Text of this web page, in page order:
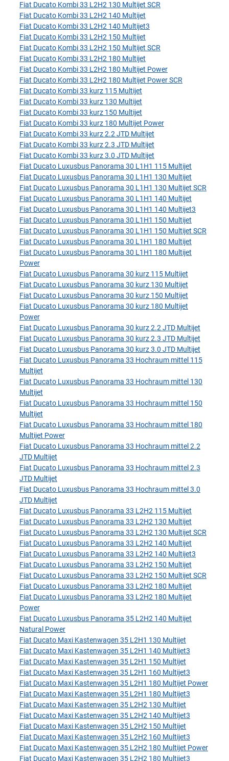
Fiat Ducato Kombi 33 L2H2 130 Multijet SCR
Fiat Ducato Kombi 33 L2H2 140 Multijet
Fiat Ducato Kombi 33 L2H2 140 Multijet3
Fiat Ducato Kombi 33 L2H2 150 Multijet
Fiat Ducato Kombi 33 L2H2 150 Multijet SCR
Fiat Ducato Kombi 33 L2H2 180 Multijet
Fiat Ducato Kombi 33 L2H2 180 Multijet Power
Fiat Ducato Kombi 33 L2H2 180 Multijet Power SCR
Fiat Ducato Kombi 33 kurz 115 Multijet
Fiat Ducato Kombi 33 kurz 130 Multijet
Fiat Ducato Kombi 33 kurz 150 Multijet
Fiat Ducato Kombi 33 kurz 180 Multijet Power
Fiat Ducato Kombi 33 kurz 2.2 JTD Multijet
Fiat Ducato Kombi 33 kurz 2.3 JTD Multijet
Fiat Ducato Kombi 33 kurz 3.0 JTD Multijet
Fiat Ducato Luxusbus Panorama 30 L1H1 115 Multijet
Fiat Ducato Luxusbus Panorama 30 L1H1 130 Multijet
Fiat Ducato Luxusbus Panorama 30 L1H1 130 Multijet SCR
Fiat Ducato Luxusbus Panorama 30 L1H1 140 Multijet
Fiat Ducato Luxusbus Panorama 30 L1H1 140 Multijet3
Fiat Ducato Luxusbus Panorama 30 L1H1 150 Multijet
Fiat Ducato Luxusbus Panorama 30 L1H1 150 Multijet SCR
Fiat Ducato Luxusbus Panorama 30 L1H1 180 Multijet
Fiat Ducato Luxusbus Panorama 30 L1H1 180 Multijet
Power
Fiat Ducato Luxusbus Panorama 30 kurz 115 Multijet
Fiat Ducato Luxusbus Panorama 30 kurz 130 Multijet
Fiat Ducato Luxusbus Panorama 30 kurz 150 Multijet
Fiat Ducato Luxusbus Panorama 30 kurz 180 Multijet
Power
Fiat Ducato Luxusbus Panorama 30 kurz 2.2 JTD Multijet
Fiat Ducato Luxusbus Panorama 30 kurz 2.3 JTD Multijet
Fiat Ducato Luxusbus Panorama 30 kurz 3.0 JTD Multijet
Fiat Ducato Luxusbus Panorama 33 Hochraum mittel 115
Multijet
Fiat Ducato Luxusbus Panorama 33 Hochraum mittel 130
Multijet
Fiat Ducato Luxusbus Panorama 33 Hochraum mittel 150
Multijet
Fiat Ducato Luxusbus Panorama 33 Hochraum mittel 180
Multijet Power
Fiat Ducato Luxusbus Panorama 33 Hochraum mittel 2.2
JTD Multijet
Fiat Ducato Luxusbus Panorama 33 Hochraum mittel 2.3
JTD Multijet
Fiat Ducato Luxusbus Panorama 33 Hochraum mittel 3.0
JTD Multijet
Fiat Ducato Luxusbus Panorama 33 L2H2 115 Multijet
Fiat Ducato Luxusbus Panorama 33 L2H2 130 Multijet
Fiat Ducato Luxusbus Panorama 33 L2H2 130 Multijet SCR
Fiat Ducato Luxusbus Panorama 33 L2H2 140 Multijet
Fiat Ducato Luxusbus Panorama 33 L2H2 140 Multijet3
Fiat Ducato Luxusbus Panorama 33 L2H2 150 Multijet
Fiat Ducato Luxusbus Panorama 33 L2H2 150 Multijet SCR
Fiat Ducato Luxusbus Panorama 33 L2H2 180 Multijet
Fiat Ducato Luxusbus Panorama 33 L2H2 180 Multijet
Power
Fiat Ducato Luxusbus Panorama 35 L2H2 140 Multijet
Natural Power
Fiat Ducato Maxi Kastenwagen 35 L2H1 130 Multijet
Fiat Ducato Maxi Kastenwagen 35 L2H1 140 Multijet3
Fiat Ducato Maxi Kastenwagen 35 L2H1 150 Multijet
Fiat Ducato Maxi Kastenwagen 35 L2H1 160 Multijet3
Fiat Ducato Maxi Kastenwagen 35 L2H1 180 Multijet Power
Fiat Ducato Maxi Kastenwagen 35 L2H1 180 Multijet3
Fiat Ducato Maxi Kastenwagen 35 L2H2 130 Multijet
Fiat Ducato Maxi Kastenwagen 35 L2H2 140 Multijet3
Fiat Ducato Maxi Kastenwagen 35 L2H2 150 Multijet
Fiat Ducato Maxi Kastenwagen 35 L2H2 160 Multijet3
Fiat Ducato Maxi Kastenwagen 35 L2H2 180 Multijet Power
Fiat Ducato Maxi Kastenwagen 35 L2H2 180 Multijet3